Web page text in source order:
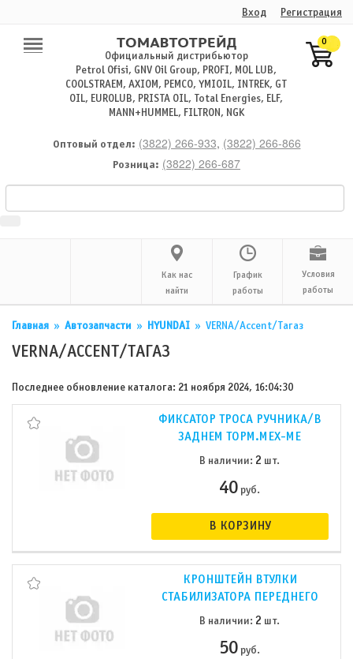
Вход Регистрация
Официальный дистрибьютор
Petrol Ofisi, GNV Oil Group, PROFI, MOL LUB,
COOLSTRAEM, AXIOM, PEMCO, YMIOIL, INTREK, GT
OIL, EUROLUB, PRISTA OIL, Total Energies, ELF,
MANN+HUMMEL, FILTRON, NGK
0
Оптовый отдел: (3822) 266-933, (3822) 266-866
Розница: (3822) 266-687
Как нас
найти
График
работы
Условия
работы
Главная » Автозапчасти » HYUNDAI » VERNA/Accent/Тагаз
VERNA/ACCENT/ТАГАЗ
Последнее обновление каталога: 21 ноября 2024, 16:04:30
ФИКСАТОР ТРОСА РУЧНИКА/В
ЗАДНЕМ ТОРМ.МЕХ-МЕ
В наличии:2 шт.
40 руб.
В КОРЗИНУ
КРОНШТЕЙН ВТУЛКИ
СТАБИЛИЗАТОРА ПЕРЕДНЕГО
В наличии: 2 шт.
50 руб.